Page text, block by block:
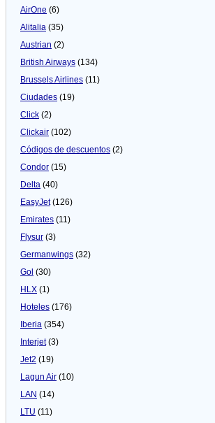
AirOne (6)
Alitalia (35)
Austrian (2)
British Airways (134)
Brussels Airlines (11)
Ciudades (19)
Click (2)
Clickair (102)
Códigos de descuentos (2)
Condor (15)
Delta (40)
EasyJet(126)
Emirates (11)
Flysur (3)
Germanwings (32)
Gol (30)
HLX (1)
Hoteles (176)
Iberia (354)
Interjet(3)
Jet2 (19)
Lagun Air (10)
LAN (14)
LTU (11)